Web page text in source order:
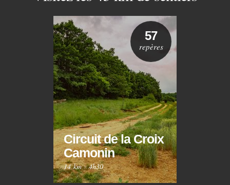
Circuit de la Croix
Camonin
14 km·4h30
57
repères